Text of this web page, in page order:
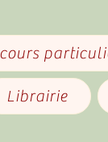
cours
Librairie